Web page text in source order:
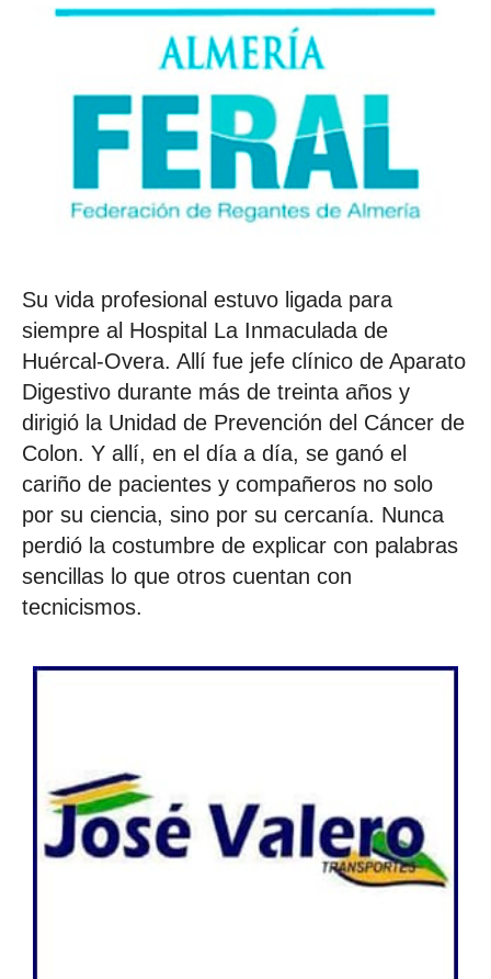
Su vida profesional estuvo ligada para
siempre al Hospital La Inmaculada de
Huércal-Overa. Allí fue jefe clínico de Aparato
Digestivo durante más de treinta años y
dirigió la Unidad de Prevención del Cáncer de
Colon. Y allí, en el día a día, se ganó el
cariño de pacientes y compañeros no solo
por su ciencia, sino por su cercanía. Nunca
perdió la costumbre de explicar con palabras
sencillas lo que otros cuentan con
tecnicismos.